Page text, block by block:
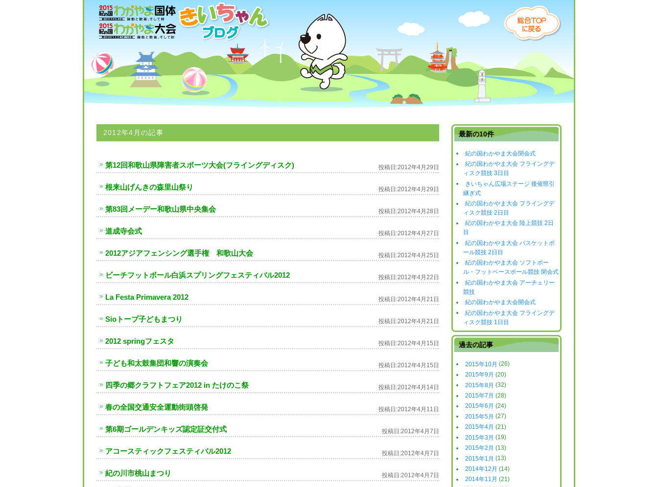
2012年4月 の記事
投稿日:2012年4月29日
第12回和歌山県障害者スポーツ大会(フライングディスク)
投稿日:2012年4月29日
根来山げんきの森里山祭り
投稿日:2012年4月28日
第83回メーデー和歌山県中央集会
投稿日:2012年4月27日
道成寺会式
投稿日:2012年4月25日
2012アジアフェンシング選手権 和歌山大会
投稿日:2012年4月22日
ビーチフットボール白浜スプリングフェスティバル2012
投稿日:2012年4月21日
La Festa Primavera 2012
投稿日:2012年4月21日
Sioトープ子どもまつり
投稿日:2012年4月15日
2012 springフェスタ
投稿日:2012年4月15日
子ども和太鼓集団和響の演奏会
投稿日:2012年4月14日
四季の郷クラフトフェア2012 in たけのこ祭
投稿日:2012年4月11日
春の全国交通安全運動街頭啓発
投稿日:2012年4月7日
第6期ゴールデンキッズ認定証交付式
投稿日:2012年4月7日
アコースティックフェスティバル2012
投稿日:2012年4月7日
紀の川市桃山まつり
最新の10件
紀の国わかやま大会閉会式
紀の国わかやま大会 フライングデ
ィスク競技 3日目
きいちゃん広場ステージ 後催県引
継ぎ式
紀の国わかやま大会 フライングデ
ィスク競技 2日目
紀の国わかやま大会 陸上競技 2日
目
紀の国わかやま大会 バスケットボ
ール競技 2日目
紀の国わかやま大会 ソフトボー
ル・フットベースボール競技 閉会式
紀の国わかやま大会 アーチェリー
競技
紀の国わかやま大会開会式
紀の国わかやま大会 フライングデ
ィスク競技 1日目
過去の記事
2015年10月 (26)
2015年9月 (20)
2015年8月 (32)
2015年7月 (28)
2015年6月 (24)
2015年5月 (27)
2015年4月 (21)
2015年3月 (19)
2015年2月 (13)
2015年1月 (13)
2014年12月 (14)
2014年11月 (21)